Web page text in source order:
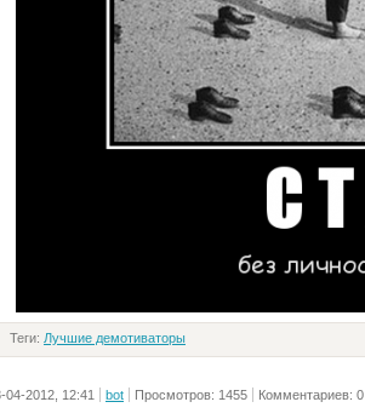
Теги: Лучшие демотиваторы
04-2012, 12:41 bot Просмотров: 1455 Комментариев: 0